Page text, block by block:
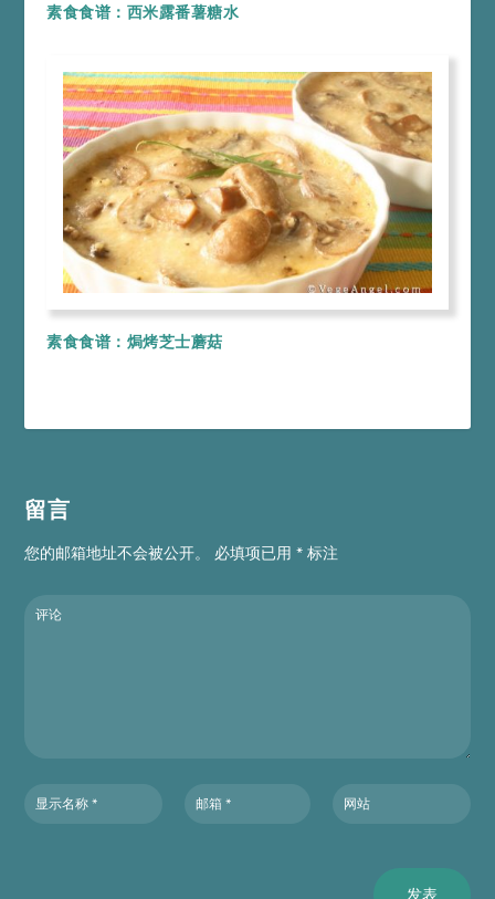
素食食谱：西米露番薯糖水
素食食谱：焗烤芝士蘑菇
留言
您的邮箱地址不会被公开。 必填项已用* 标注